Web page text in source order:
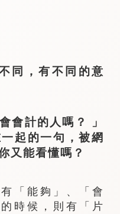
，有不同的意
計的人嗎？ 」
起的一句，被網
又能看懂嗎？
能夠」、「會
時候，則有「片